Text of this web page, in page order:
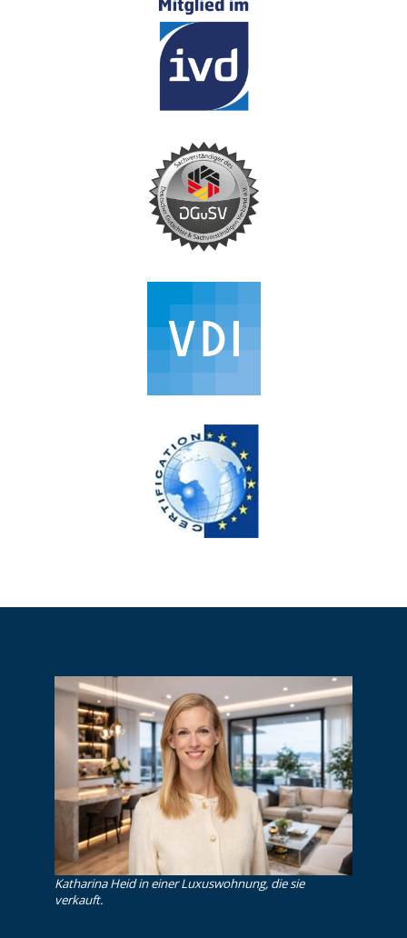
Katharina Heid in einer Luxuswohnung, die sie
verkauft.